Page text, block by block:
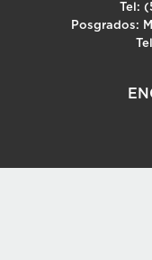
Tel:
Posgrados: